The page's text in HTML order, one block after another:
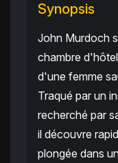
Synopsis
John Murdoch
chambre
d'une femme
Traqué par un
recherché par
il découvre
plongée dans